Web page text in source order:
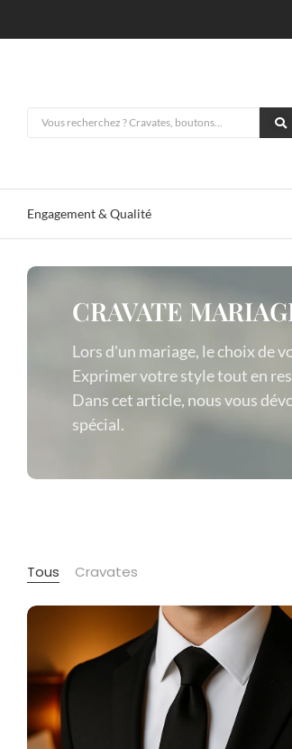
Engagement & Qualité
CRAVATE
Lors d'un mariage, le choix de
Exprimer votre style tout en
Dans cet article, nous vous
spécial.
Tous Cravates